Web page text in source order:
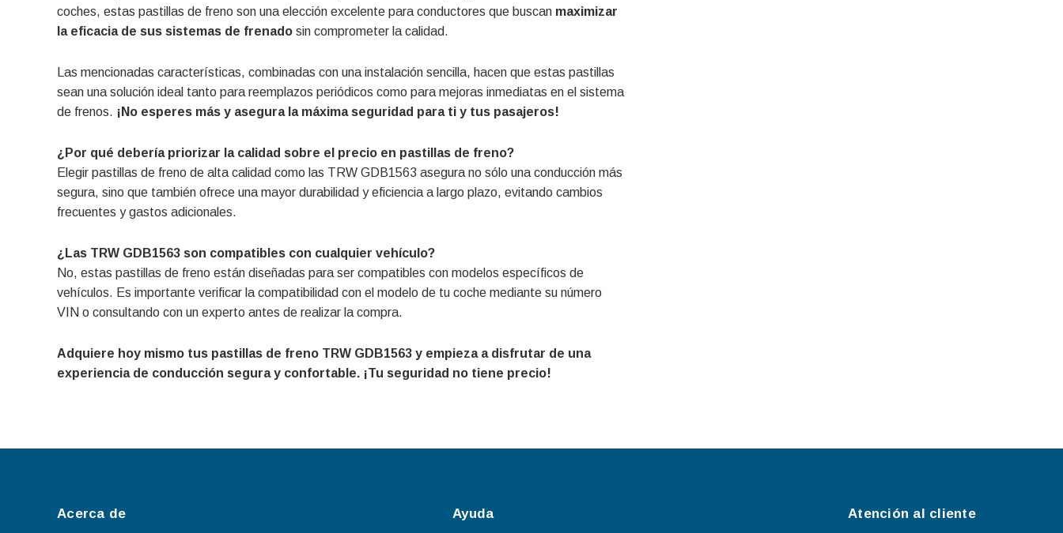
coches, estas pastillas de freno son una elección excelente para conductores que buscan maximizar
la eficacia de sus sistemas de frenado sin comprometer la calidad.
Las mencionadas características, combinadas con una instalación sencilla, hacen que estas pastillas
sean una solución ideal tanto para reemplazos periódicos como para mejoras inmediatas en el sistema
de frenos. ¡No esperes más y asegura la máxima seguridad para ti y tus pasajeros!
¿Por qué debería priorizar la calidad sobre el precio en pastillas de freno?
Elegir pastillas de freno de alta calidad como las TRW GDB1563 asegura no sólo una conducción más
segura, sino que también ofrece una mayor durabilidad y eficiencia a largo plazo, evitando cambios
frecuentes y gastos adicionales.
¿Las TRW GDB1563 son compatibles con cualquier vehículo?
No, estas pastillas de freno están diseñadas para ser compatibles con modelos específicos de
vehículos. Es importante verificar la compatibilidad con el modelo de tu coche mediante su número
VIN o consultando con un experto antes de realizar la compra.
Adquiere hoy mismo tus pastillas de freno TRW GDB1563 y empieza a disfrutar de una
experiencia de conducción segura y confortable. ¡Tu seguridad no tiene precio!
Acerca de Ayuda Atención al cliente